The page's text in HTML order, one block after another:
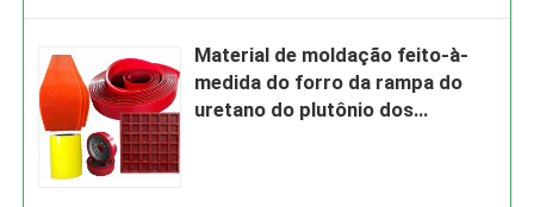
Material de moldação feito-à-
medida do forro da rampa do
uretano do plutônio dos